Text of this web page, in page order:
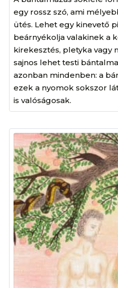
egy rossz szó, ami
ütés. Lehet egy kinevető
beárnyékolja valakinek a
kirekesztés, pletyka vagy
sajnos lehet testi
azonban mindenben: a
ezek a nyomok sokszor
is valóságosak.